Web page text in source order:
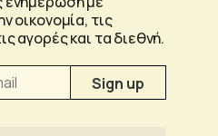
οικονομία, τις
αγορές και τα διεθνή.